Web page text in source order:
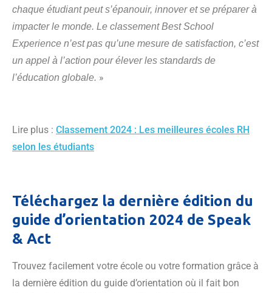
chaque étudiant peut s’épanouir, innover et se préparer à
impacter le monde. Le classement Best School
Experience n’est pas qu’une mesure de satisfaction, c’est
un appel à l’action pour élever les standards de
l’éducation globale. »
Lire plus : Classement 2024 : Les meilleures écoles RH
selon les étudiants
Téléchargez la dernière édition du
guide d’orientation 2024 de Speak
& Act
Trouvez facilement votre école ou votre formation grâce à
la dernière édition du guide d’orientation où il fait bon